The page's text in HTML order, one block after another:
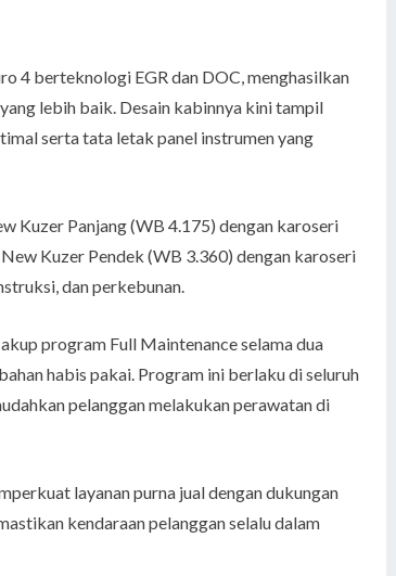
4 berteknologi EGR dan DOC, menghasilkan
lebih baik. Desain kabinnya kini tampil
serta tata letak panel instrumen yang
Kuzer Panjang (WB 4.175) dengan karoseri
Kuzer Pendek (WB 3.360) dengan karoseri
dan perkebunan.
program Full Maintenance selama dua
habis pakai. Program ini berlaku di seluruh
pelanggan melakukan perawatan di
layanan purna jual dengan dukungan
kendaraan pelanggan selalu dalam